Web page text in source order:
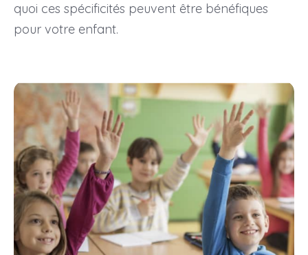
quoi ces spécificités peuvent être bénéfiques
pour votre enfant.